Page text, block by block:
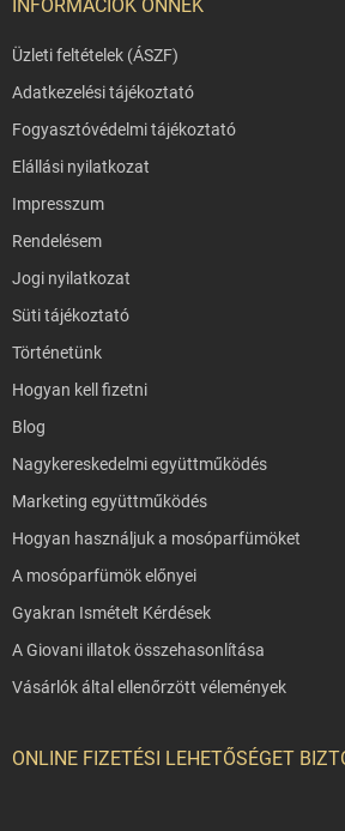
INFORMÁCIÓK ÖNNEK
Üzleti feltételek (ÁSZF)
Adatkezelési tájékoztató
Fogyasztóvédelmi tájékoztató
Elállási nyilatkozat
Impresszum
Rendelésem
Jogi nyilatkozat
Süti tájékoztató
Történetünk
Hogyan kell fizetni
Blog
Nagykereskedelmi együttműködés
Marketing együttműködés
Hogyan használjuk a mosóparfümöket
A mosóparfümök előnyei
Gyakran Ismételt Kérdések
A Giovani illatok összehasonlítása
Vásárlók által ellenőrzött vélemények
ONLINE FIZETÉSI LEHETŐSÉGET